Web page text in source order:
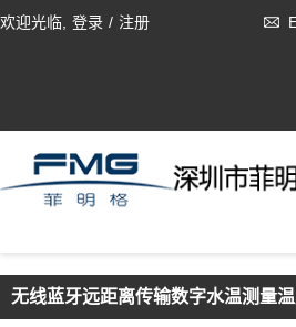
欢迎光临, 登录 / 注册
无线蓝牙远距离传输数字水温测量